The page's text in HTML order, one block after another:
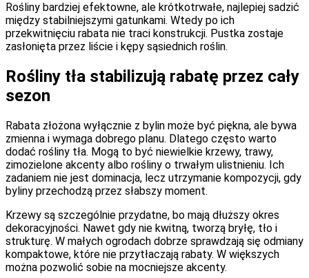
Rośliny bardziej efektowne, ale krótkotrwałe, najlepiej sadzić
między stabilniejszymi gatunkami. Wtedy po ich
przekwitnięciu rabata nie traci konstrukcji. Pustka zostaje
zasłonięta przez liście i kępy sąsiednich roślin.
Rośliny tła stabilizują rabatę przez cały
sezon
Rabata złożona wyłącznie z bylin może być piękna, ale bywa
zmienna i wymaga dobrego planu. Dlatego często warto
dodać rośliny tła. Mogą to być niewielkie krzewy, trawy,
zimozielone akcenty albo rośliny o trwałym ulistnieniu. Ich
zadaniem nie jest dominacja, lecz utrzymanie kompozycji, gdy
byliny przechodzą przez słabszy moment.
Krzewy są szczególnie przydatne, bo mają dłuższy okres
dekoracyjności. Nawet gdy nie kwitną, tworzą bryłę, tło i
strukturę. W małych ogrodach dobrze sprawdzają się odmiany
kompaktowe, które nie przytłaczają rabaty. W większych
można pozwolić sobie na mocniejsze akcenty.